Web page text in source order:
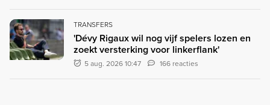
TRANSFERS
'Dévy Rigaux wil nog vijf spelers lozen en
zoekt versterking voor linkerflank'
5 aug. 2026 10:47 166 reacties